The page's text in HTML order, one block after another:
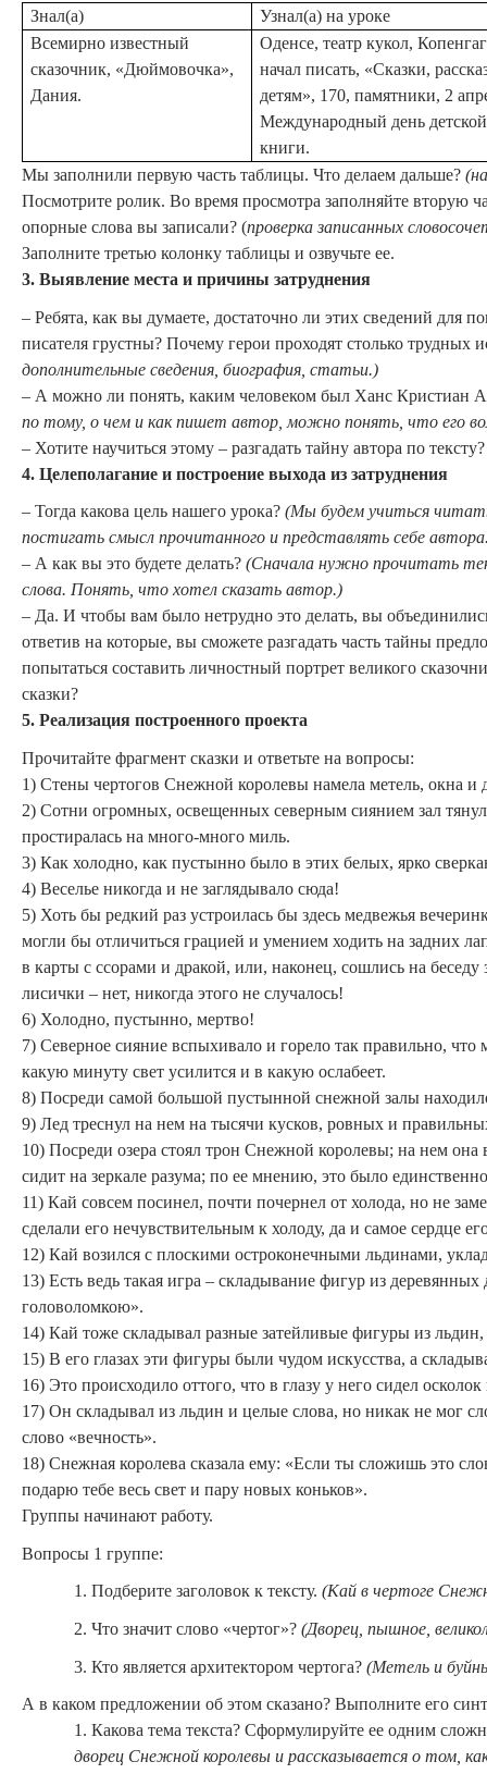
Знал(а)
Узнал(а) на уроке
Всемирно известный
сказочник, «Дюймовочка»,
Дания.
Оденсе, театр кукол,
начал писать, «Сказки,
детям», 170, памятники, 2
Международный день детской
книги.
Мы заполнили первую часть таблицы. Что делаем дальше?
Посмотрите ролик. Во время просмотра заполняйте вторую
опорные слова вы записали? (проверка записанных
Заполните третью колонку таблицы и озвучьте ее.
3. Выявление места и причины затруднения
– Ребята, как вы думаете, достаточно ли этих сведений для
писателя грустны? Почему герои проходят столько трудных
дополнительные сведения, биография, статьи.)
– А можно ли понять, каким человеком был Ханс Кристиан
по тому, о чем и как пишет автор, можно понять, что его
– Хотите научиться этому – разгадать тайну автора по тексту?
4. Целеполагание и построение выхода из затруднения
– Тогда какова цель нашего урока? (Мы будем учиться
постигать смысл прочитанного и представлять себе
– А как вы это будете делать? (Сначала нужно прочитать
слова. Понять, что хотел сказать автор.)
– Да. И чтобы вам было нетрудно это делать, вы
ответив на которые, вы сможете разгадать часть тайны
попытаться составить личностный портрет великого
сказки?
5. Реализация построенного проекта
Прочитайте фрагмент сказки и ответьте на вопросы:
1) Стены чертогов Снежной королевы намела метель, окна и
2) Сотни огромных, освещенных северным сиянием зал
простиралась на много-много миль.
3) Как холодно, как пустынно было в этих белых, ярко
4) Веселье никогда и не заглядывало сюда!
5) Хоть бы редкий раз устроилась бы здесь медвежья
могли бы отличиться грацией и умением ходить на задних
в карты с ссорами и дракой, или, наконец, сошлись на
лисички – нет, никогда этого не случалось!
6) Холодно, пустынно, мертво!
7) Северное сияние вспыхивало и горело так правильно,
какую минуту свет усилится и в какую ослабеет.
8) Посреди самой большой пустынной снежной залы
9) Лед треснул на нем на тысячи кусков, ровных и
10) Посреди озера стоял трон Снежной королевы; на нем она
сидит на зеркале разума; по ее мнению, это было
11) Кай совсем посинел, почти почернел от холода, но не
сделали его нечувствительным к холоду, да и самое сердце
12) Кай возился с плоскими остроконечными льдинами,
13) Есть ведь такая игра – складывание фигур из
головоломкою».
14) Кай тоже складывал разные затейливые фигуры из
15) В его глазах эти фигуры были чудом искусства, а
16) Это происходило оттого, что в глазу у него сидел
17) Он складывал из льдин и целые слова, но никак не мог
слово «вечность».
18) Снежная королева сказала ему: «Если ты сложишь это
подарю тебе весь свет и пару новых коньков».
Группы начинают работу.
Вопросы 1 группе:
1. Подберите заголовок к тексту. (Кай в чертоге
2. Что значит слово «чертог»? (Дворец, пышное,
3. Кто является архитектором чертога? (Метель и
А в каком предложении об этом сказано? Выполните его
1. Какова тема текста? Сформулируйте ее одним
дворец Снежной королевы и рассказывается о том,